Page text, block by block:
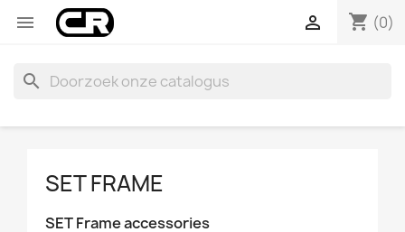
 shopping_cart (0)

search
SET FRAME
SET Frame accessories